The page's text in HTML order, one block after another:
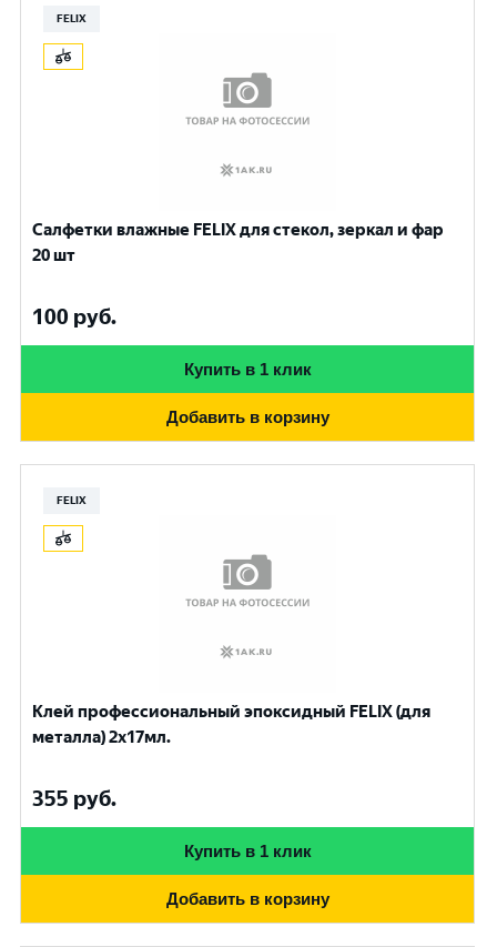
FELIX
Салфетки влажные FELIX для стекол, зеркал и фар
20 шт
100 руб.
Купить в 1 клик
Добавить в корзину
FELIX
Клей профессиональный эпоксидный FELIX (для
металла) 2х17мл.
355 руб.
Купить в 1 клик
Добавить в корзину